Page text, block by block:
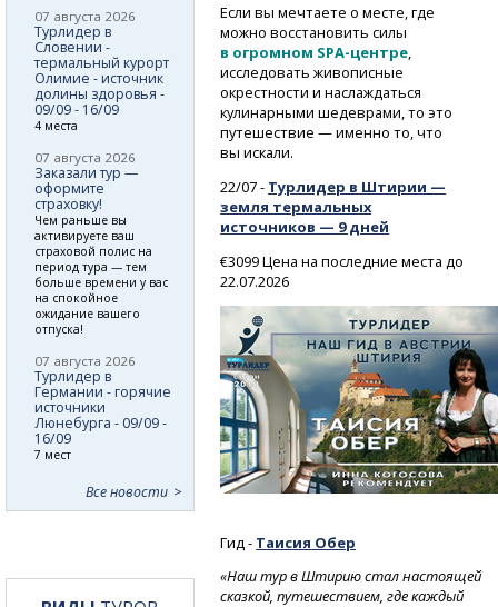
Если вы мечтаете о месте, где
можно восстановить силы
в огромном SPA-центре,
исследовать живописные
окрестности и наслаждаться
кулинарными шедеврами, то это
путешествие — именно то, что
вы искали.
22/07 - Турлидер в Штирии —
земля термальных
источников — 9 дней
€3099 Цена на последние места до
22.07.2026
Гид - Таисия Обер
«Наш тур в Штирию стал настоящей
сказкой, путешествием, где каждый
07 августа 2026
Турлидер в
Словении -
термальный курорт
Олимие - источник
долины здоровья -
09/09 - 16/09
4 места
07 августа 2026
Заказали тур —
оформите
страховку!
Чем раньше вы
активируете ваш
страховой полис на
период тура — тем
больше времени у вас
на спокойное
ожидание вашего
отпуска!
07 августа 2026
Турлидер в
Германии - горячие
источники
Люнебурга - 09/09 -
16/09
7 мест
Все новости